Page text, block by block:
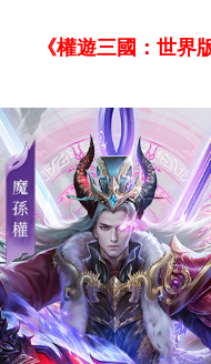
《權遊三國：世界